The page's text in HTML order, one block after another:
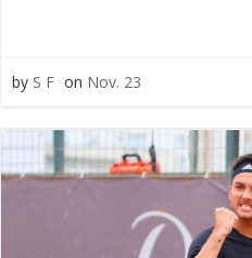
by S F on Nov. 23